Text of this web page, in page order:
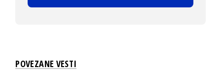
POVEZANE VESTI